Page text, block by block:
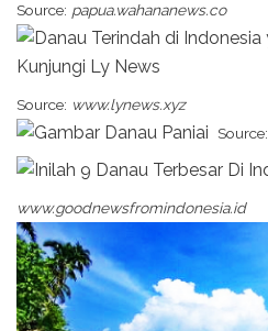
Source: papua.wahananews.co
Source: www.lynews.xyz
Source:
www.goodnewsfromindonesia.id